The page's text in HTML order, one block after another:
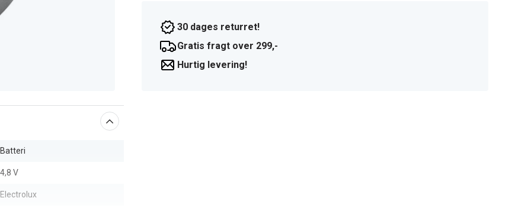
Batteri
4,8 V
Electrolux
30 dages returret!
Gratis fragt over 299,-
Hurtig levering!